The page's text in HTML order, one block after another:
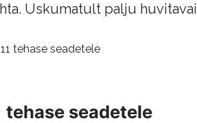
Uskumatult palju
tehase seadetele
tehase seadetele